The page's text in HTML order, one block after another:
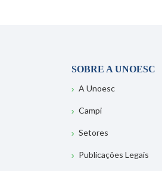
SOBRE A UNOESC
A Unoesc
Campi
Setores
Publicações Legais